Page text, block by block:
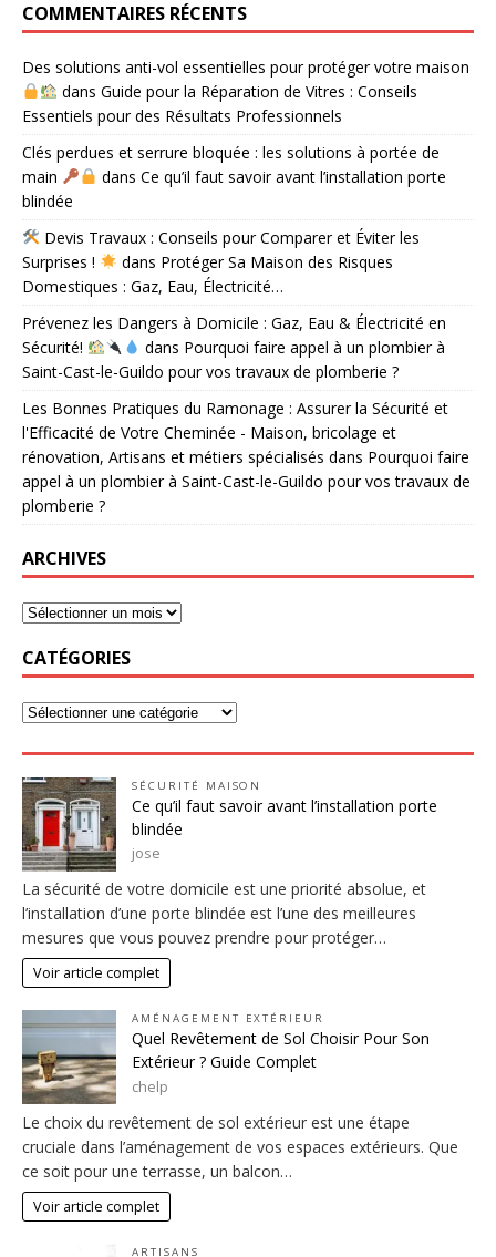
COMMENTAIRES RÉCENTS
Des solutions anti-vol essentielles pour protéger votre maison
dans Guide pour la Réparation de Vitres : Conseils
Essentiels pour des Résultats Professionnels
Clés perdues et serrure bloquée : les solutions à portée de
main
dans Ce qu’il faut savoir avant l’installation porte
blindée
Devis Travaux : Conseils pour Comparer et Éviter les
Surprises !
dans Protéger Sa Maison des Risques
Domestiques : Gaz, Eau, Électricité…
Prévenez les Dangers à Domicile : Gaz, Eau & Électricité en
Sécurité!
dans Pourquoi faire appel à un plombier à
Saint-Cast-le-Guildo pour vos travaux de plomberie ?
Les Bonnes Pratiques du Ramonage : Assurer la Sécurité et
l'Efficacité de Votre Cheminée - Maison, bricolage et
rénovation, Artisans et métiers spécialisés dans Pourquoi faire
appel à un plombier à Saint-Cast-le-Guildo pour vos travaux de
plomberie ?
ARCHIVES
CATÉGORIES
SÉCURITÉ MAISON
Ce qu’il faut savoir avant l’installation porte
blindée
jose
La sécurité de votre domicile est une priorité absolue, et
l’installation d’une porte blindée est l’une des meilleures
mesures que vous pouvez prendre pour protéger…
Voir article complet
AMÉNAGEMENT EXTÉRIEUR
Quel Revêtement de Sol Choisir Pour Son
Extérieur ? Guide Complet
chelp
Le choix du revêtement de sol extérieur est une étape
cruciale dans l’aménagement de vos espaces extérieurs. Que
ce soit pour une terrasse, un balcon…
Voir article complet
ARTISANS